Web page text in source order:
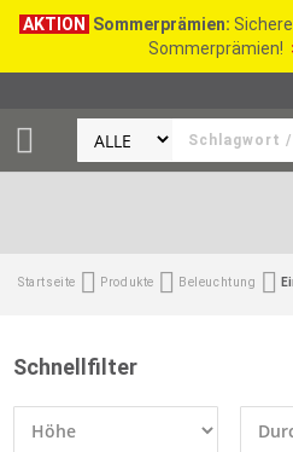
AKTION Sommerprämien:
Sommerprämien!
Startseite Produkte Beleuchtung
Schnellfilter